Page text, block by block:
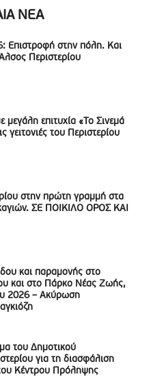
ΝΕΑ
Επιστροφή στην πόλη. Και
Περιστερίου
επιτυχία «Το Σινεμά
γειτονιές του Περιστερίου
στην πρώτη γραμμή στα
ΣΕ ΠΟΙΚΙΛΟ ΟΡΟΣ ΚΑΙ
και παραμονής στο
και στο Πάρκο Νέας Ζωής,
2026 – Ακύρωση
του Δημοτικού
για τη διασφάλιση
Κέντρου Πρόληψης